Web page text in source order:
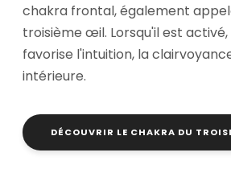
chakra frontal, également
troisième œil. Lorsqu'il est
favorise l'intuition, la
intérieure.
DÉCOUVRIR LE CHAKRA DU